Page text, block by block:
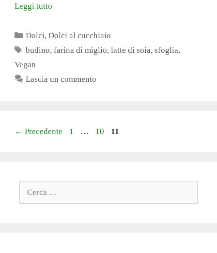
Leggi tutto
Categorie
Dolci,Dolci al cucchiaio
Tag
budino,farina di miglio,latte di soia,sfoglia,
Vegan
Lascia un commento
← Precedente Pagina
1 … Pagina
10 Pagina
11